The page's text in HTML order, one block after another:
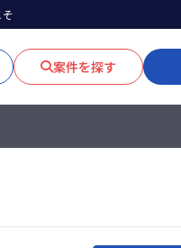
案件を探す